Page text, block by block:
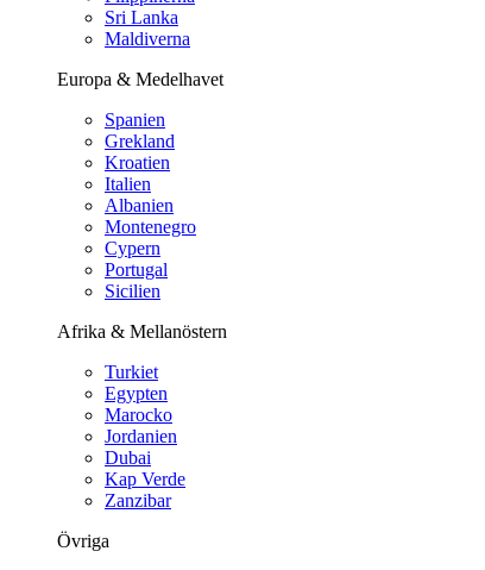
Sri Lanka
Maldiverna
Europa & Medelhavet
Spanien
Grekland
Kroatien
Italien
Albanien
Montenegro
Cypern
Portugal
Sicilien
Afrika & Mellanöstern
Turkiet
Egypten
Marocko
Jordanien
Dubai
Kap Verde
Zanzibar
Övriga